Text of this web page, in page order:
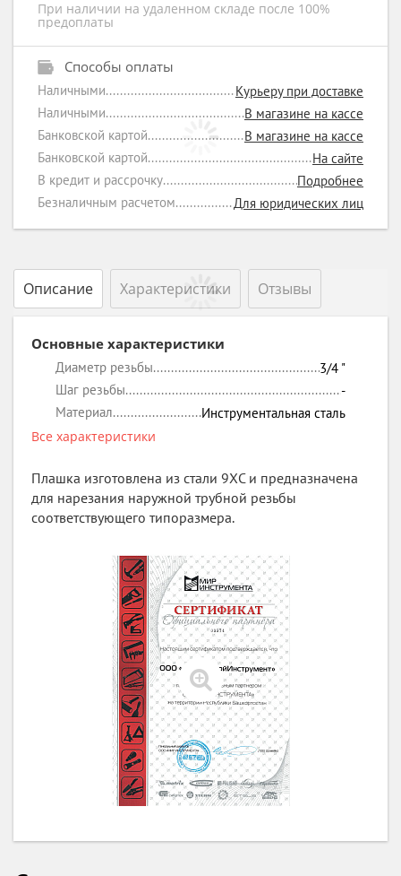
При наличии на удаленном складе после 100%
предоплаты
Способы оплаты
Наличными
Курьеру при доставке
Наличными
В магазине на кассе
Банковской картой
В магазине на кассе
Банковской картой
На сайте
В кредит и рассрочку
Подробнее
Безналичным расчетом
Для юридических лиц
Описание Характеристики Отзывы
Основные характеристики
Диаметр резьбы 3/4 "
Шаг резьбы
-
Материал
Инструментальная сталь
Все характеристики
Плашка изготовлена из стали 9ХС и предназначена
для нарезания наружной трубной резьбы
соответствующего типоразмера.